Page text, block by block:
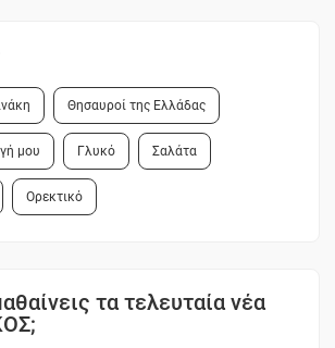
Θησαυροί της Ελλάδας
μου Γλυκό Σαλάτα
Ορεκτικό
τα τελευταία νέα